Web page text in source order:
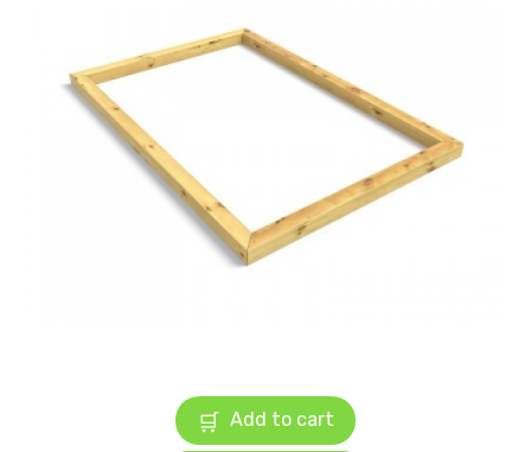
Add to cart